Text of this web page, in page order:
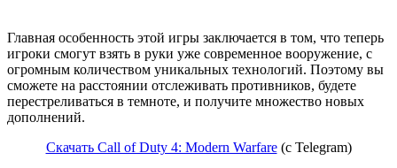
Главная особенность этой игры заключается в том, что теперь
игроки смогут взять в руки уже современное вооружение, с
огромным количеством уникальных технологий. Поэтому вы
сможете на расстоянии отслеживать противников, будете
перестреливаться в темноте, и получите множество новых
дополнений.
Скачать Call of Duty 4: Modern Warfare(c Telegram)